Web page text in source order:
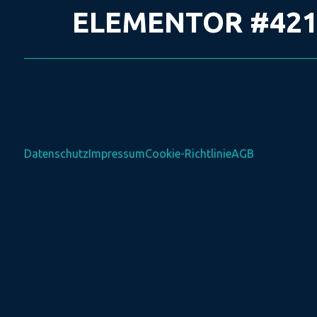
ELEMENTOR
DatenschutzImpressumCookie-RichtlinieAGB